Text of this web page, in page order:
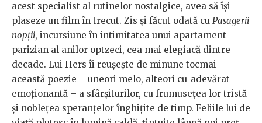
acest specialist al rutinelor nostalgice, avea să își
plaseze un film în trecut. Zis și făcut odată cu Pasagerii
nopții, incursiune în intimitatea unui apartament
parizian al anilor optzeci, cea mai elegiacă dintre
decade. Lui Hers îi reușește de minune tocmai
această poezie – uneori melo, alteori cu-adevărat
emoționantă – a sfârșiturilor, cu frumusețea lor tristă
și noblețea speranțelor înghițite de timp. Feliile lui de